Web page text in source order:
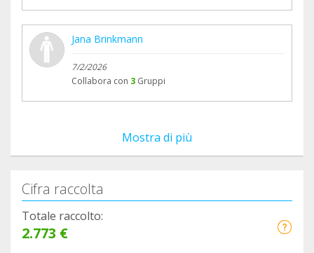
Jana Brinkmann
7/2/2026
Collabora con 3 Gruppi
Mostra di più
Cifra raccolta
Totale raccolto:
2.773 €